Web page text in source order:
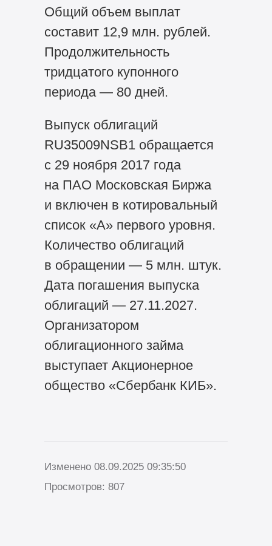
Общий объем выплат
составит 12,9 млн. рублей.
Продолжительность
тридцатого купонного
периода — 80 дней.
Выпуск облигаций
RU35009NSB1 обращается
с 29 ноября 2017 года
на ПАО Московская Биржа
и включен в котировальный
список «А» первого уровня.
Количество облигаций
в обращении — 5 млн. штук.
Дата погашения выпуска
облигаций — 27.11.2027.
Организатором
облигационного займа
выступает Акционерное
общество «Сбербанк КИБ».
Изменено 08.09.2025 09:35:50
Просмотров: 807